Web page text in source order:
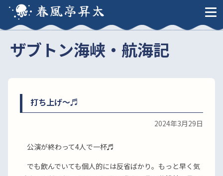
春風亭昇太
ザブトン海峡・航海記
打ち上げ〜♬
2024年3月29日
公演が終わって4人で一杯♬
でも飲んでいても個人的には反省ばかり。もっと早く気